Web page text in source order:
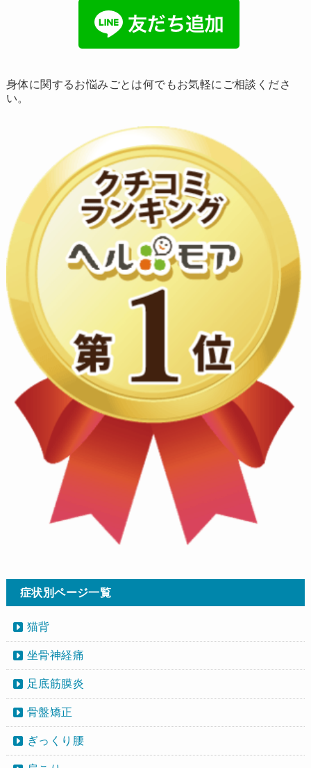
身体に関するお悩みごとは何でもお気軽にご相談くださ
い。
症状別ページ一覧
猫背
坐骨神経痛
足底筋膜炎
骨盤矯正
ぎっくり腰